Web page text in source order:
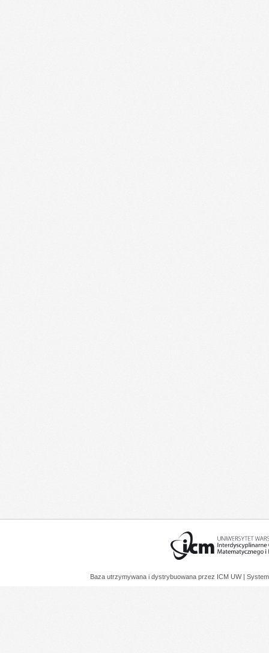
Baza utrzymywana i dystrybuowana przez ICM UW |